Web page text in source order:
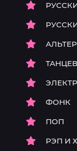
ФОНК
ПОП
РЭП И